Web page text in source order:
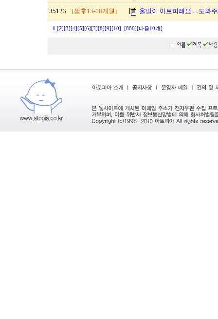
35123 [생후13-18개월] 울딸이 아토피래요.... 도와
1 [2] [3] [4] [5] [6] [7] [8] [9] [10] [880] [다음10개]